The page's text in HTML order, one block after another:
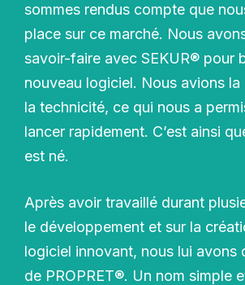
sommes rendus compte que
place sur ce marché. Nous
savoir-faire avec SEKUR® pour
nouveau logiciel. Nous avions la
la technicité, ce qui nous a
lancer rapidement. C’est ainsi
est né.
Après avoir travaillé durant
le développement et sur la
logiciel innovant, nous lui avons
de PROPRET®. Un nom simple